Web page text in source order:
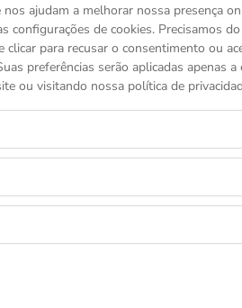
ajudam a melhorar nossa presença
configurações de cookies. Precisamos
para recusar o consentimento ou
preferências serão aplicadas apenas
ou visitando nossa política de
executiva pequena
Bolsos internos e bolso
qualificados. Descubra o